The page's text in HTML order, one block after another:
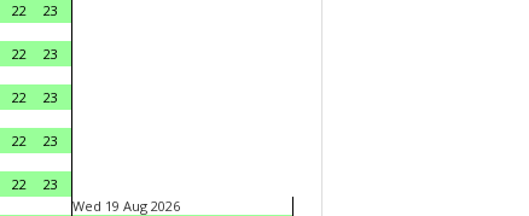
22
23
22
23
22
23
22
23
22
23
Wed 19 Aug 2026